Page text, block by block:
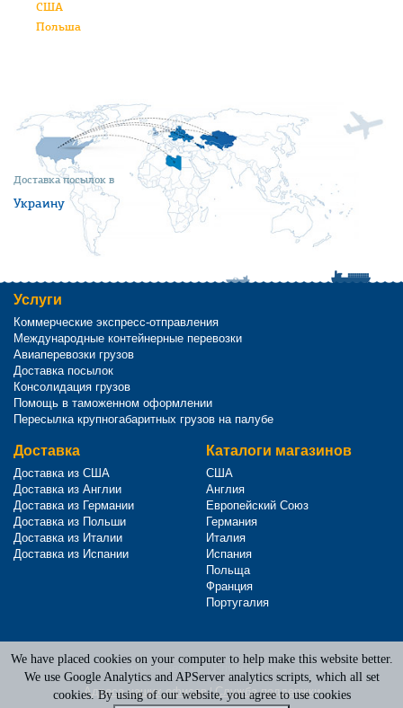
Доставка посылок в
Украину
США
Польша
Услуги
Коммерческие экспресс-отправления
Международные контейнерные перевозки
Авиаперевозки грузов
Доставка посылок
Консолидация грузов
Помощь в таможенном оформлении
Пересылка крупногабаритных грузов на палубе
Доставка
Доставка из США
Доставка из Англии
Доставка из Германии
Доставка из Польши
Доставка из Италии
Доставка из Испании
Каталоги магазинов
США
Англия
Европейский Союз
Германия
Италия
Испания
Польща
Франция
Португалия
Terms of Service
Privacy Policy
Адреса наших офисов|Служба поддержки
We have placed cookies on your computer to help make this website better.
We use Google Analytics and APServer analytics scripts, which all set
cookies. By using of our website, you agree to use cookies